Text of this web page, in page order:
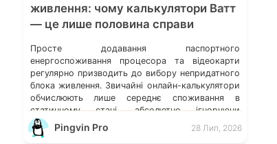
живлення: чому калькулятори Ватт
— це лише половина справи
Просте додавання паспортного
енергоспоживання процесора та відеокарти
регулярно призводить до вибору непридатного
блока живлення. Звичайні онлайн-калькулятори
обчислюють лише середнє споживання в
статичному стані, абсолютно ігноруючи
мікросекундні стрибки навантаження, якість
схемотехніки та розподіл струму по окремих
Pingvin Pro 28 Лип, 2026